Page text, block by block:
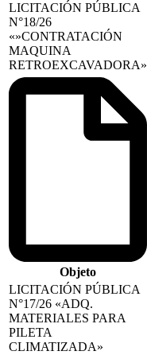
LICITACIÓN PÚBLICA
N°18/26
«»CONTRATACIÓN
MAQUINA
RETROEXCAVADORA»
Objeto
LICITACIÓN PÚBLICA
N°17/26 «ADQ.
MATERIALES PARA
PILETA
CLIMATIZADA»